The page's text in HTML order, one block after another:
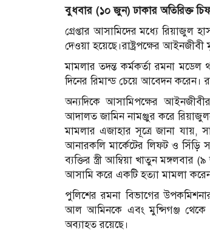
বুধবার (১০ জুন) ঢাকার অতিরিক্ত
গ্রেপ্তার আসামিদের মধ্যে রিয়াজুল
দেওয়া হয়েছে।রাষ্ট্রপক্ষের আইনজীবী
মামলার তদন্ত কর্মকর্তা রমনা
দিনের রিমান্ড চেয়ে আবেদন করেন।
অন্যদিকে আসামিপক্ষের
আদালত জামিন নামঞ্জুর করে
মামলার এজাহার সূত্রে জানা
আনারকলি মার্কেটের লিফট ও সিঁড়ি
ব্যক্তির স্ত্রী আম্বিয়া খাতুন
আসামি করে একটি হত্যা মামলা
পুলিশের রমনা বিভাগের
আল আমিনকে এবং মুন্সিগঞ্জ থেকে
অব্যাহত রয়েছে।